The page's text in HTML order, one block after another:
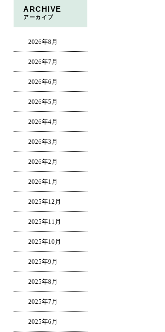
ARCHIVE
アーカイブ
2026年8月
2026年7月
2026年6月
2026年5月
2026年4月
2026年3月
2026年2月
2026年1月
2025年12月
2025年11月
2025年10月
2025年9月
2025年8月
2025年7月
2025年6月